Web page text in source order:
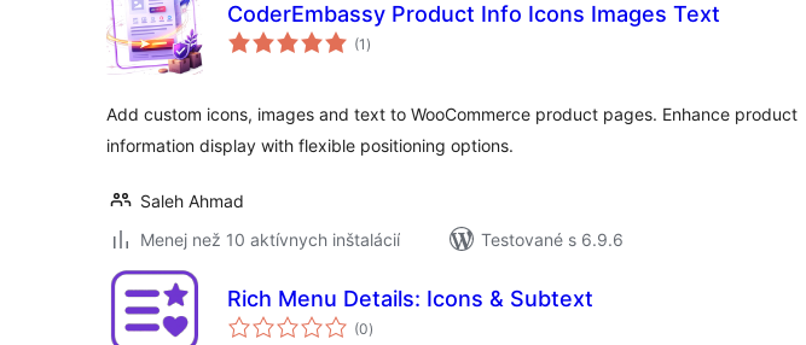
CoderEmbassy Product Info Icons Images Text
(1 celkové
hodnotenie
)
Add custom icons, images and text to WooCommerce product pages. Enhance product
information display with flexible positioning options.
Saleh Ahmad
Menej než 10 aktívnych inštalácií
Testované s 6.9.6
Rich Menu Details: Icons & Subtext
(0celkové
hodnotenie
)